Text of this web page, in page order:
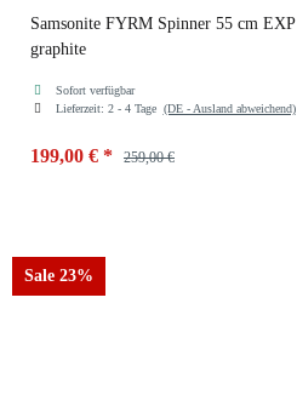
Samsonite FYRM Spinner 55 cm
graphite
Sofort verfügbar
Lieferzeit: 2 - 4 Tage (DE - Ausland abweichend)
199,00 € * 259,00 €
Sale 23%